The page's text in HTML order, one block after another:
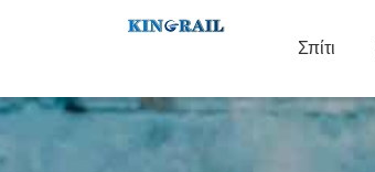
Σπίτι